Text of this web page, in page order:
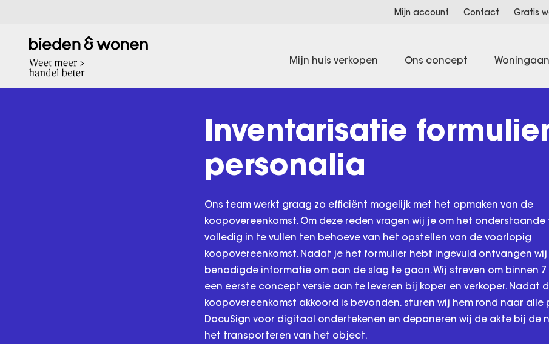
Mijn account Contact Gratis
Mijn huis verkopen Ons concept
Inventarisatie
personalia
Ons team werkt graag zo efficiënt mogelijk met het opmaken van de
koopovereenkomst. Om deze reden vragen wij je om het onderstaande
volledig in te vullen ten behoeve van het opstellen van de voorlopig
koopovereenkomst. Nadat je het formulier hebt ingevuld ontvangen
benodigde informatie om aan de slag te gaan. Wij streven om binnen
een eerste concept versie aan te leveren bij koper en verkoper. Nadat
koopovereenkomst akkoord is bevonden, sturen wij hem rond naar alle
DocuSign voor digitaal ondertekenen en deponeren wij de akte bij de
het transporteren van het object.